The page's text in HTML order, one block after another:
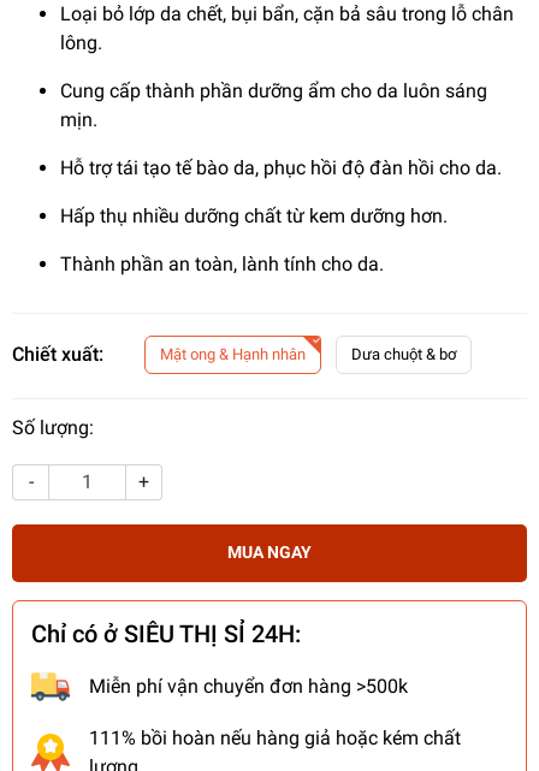
Loại bỏ lớp da chết, bụi bẩn, cặn bả sâu trong lỗ chân
lông.
Cung cấp thành phần dưỡng ẩm cho da luôn sáng
mịn.
Hỗ trợ tái tạo tế bào da, phục hồi độ đàn hồi cho da.
Hấp thụ nhiều dưỡng chất từ kem dưỡng hơn.
Thành phần an toàn, lành tính cho da.
Chiết xuất: Mật ong & Hạnh nhân Dưa chuột & bơ
Số lượng:
- +
MUA NGAY
Chỉ có ở SIÊU THỊ SỈ 24H:
Miễn phí vận chuyển đơn hàng >500k
111% bồi hoàn nếu hàng giả hoặc kém chất
lượng